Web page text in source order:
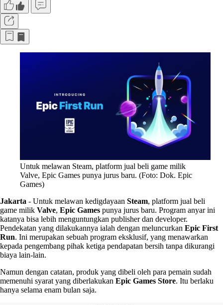
Untuk melawan Steam, platform jual beli game milik
Valve, Epic Games punya jurus baru. (Foto: Dok. Epic
Games)
Jakarta - Untuk melawan kedigdayaan Steam, platform jual beli
game milik Valve, Epic Games punya jurus baru. Program anyar ini
katanya bisa lebih menguntungkan publisher dan developer.
Pendekatan yang dilakukannya ialah dengan meluncurkan Epic First
Run. Ini merupakan sebuah program eksklusif, yang menawarkan
kepada pengembang pihak ketiga pendapatan bersih tanpa dikurangi
biaya lain-lain.
Namun dengan catatan, produk yang dibeli oleh para pemain sudah
memenuhi syarat yang diberlakukan Epic Games Store. Itu berlaku
hanya selama enam bulan saja.